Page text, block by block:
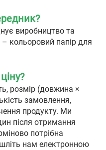
виробництво та
– кольоровий папір для
розмір (довжина ×
замовлення,
продукту. Ми
після отримання
потрібна
нам електронною